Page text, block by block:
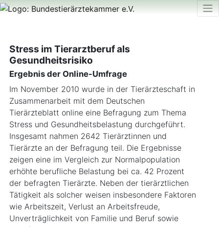
Stress im Tierarztberuf als
Gesundheitsrisiko
Ergebnis der Online-Umfrage
Im November 2010 wurde in der Tierärzteschaft in
Zusammenarbeit mit dem Deutschen
Tierärzteblatt online eine Befragung zum Thema
Stress und Gesundheitsbelastung durchgeführt.
Insgesamt nahmen 2642 Tierärztinnen und
Tierärzte an der Befragung teil. Die Ergebnisse
zeigen eine im Vergleich zur Normalpopulation
erhöhte berufliche Belastung bei ca. 42 Prozent
der befragten Tierärzte. Neben der tierärztlichen
Tätigkeit als solcher weisen insbesondere Faktoren
wie Arbeitszeit, Verlust an Arbeitsfreude,
Unverträglichkeit von Familie und Beruf sowie